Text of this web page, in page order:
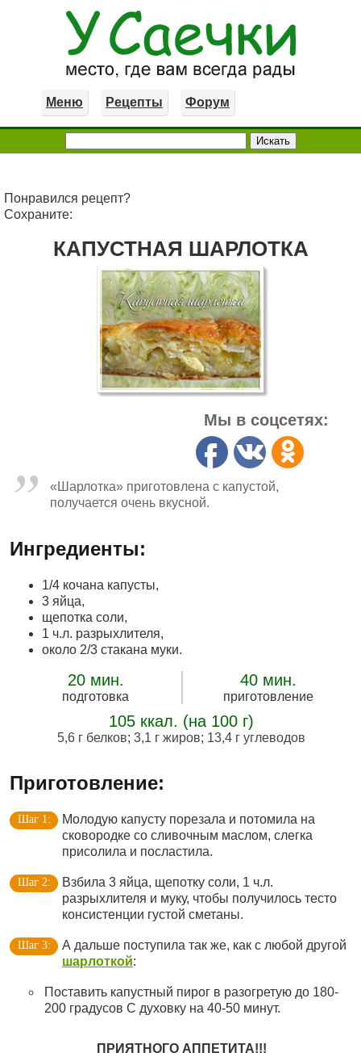
Меню Рецепты Форум
Понравился рецепт?
Сохраните:
КАПУСТНАЯ ШАРЛОТКА
Мы в соцсетях:
«Шарлотка» приготовлена с капустой,
получается очень вкусной.
Ингредиенты:
1/4 кочана капусты,
3 яйца,
щепотка соли,
1 ч.л. разрыхлителя,
около 2/3 стакана муки.
20 мин.
подготовка
40 мин.
приготовление
105 ккал. (на 100 г)
5,6 г белков; 3,1 г жиров; 13,4 г углеводов
Приготовление:
Молодую капусту порезала и потомила на
сковородке со сливочным маслом, слегка
присолила и посластила.
Взбила 3 яйца, щепотку соли, 1 ч.л.
разрыхлителя и муку, чтобы получилось тесто
консистенции густой сметаны.
А дальше поступила так же, как с любой другой
шарлоткой:
Поставить капустный пирог в разогретую до 180-
200 градусов С духовку на 40-50 минут.
ПРИЯТНОГО АППЕТИТА!!!